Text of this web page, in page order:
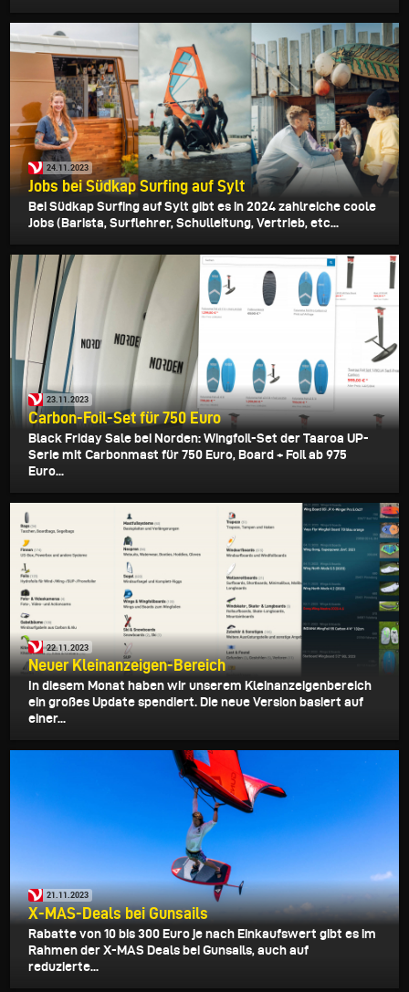
24.11.2023
Jobs bei Südkap Surfing auf Sylt
Bei Südkap Surfing auf Sylt gibt es in 2024 zahlreiche coole
Jobs (Barista, Surflehrer, Schulleitung, Vertrieb, etc...
23.11.2023
Carbon-Foil-Set für 750 Euro
Black Friday Sale bei Norden: Wingfoil-Set der Taaroa UP-
Serie mit Carbonmast für 750 Euro, Board + Foil ab 975
Euro...
22.11.2023
Neuer Kleinanzeigen-Bereich
In diesem Monat haben wir unserem Kleinanzeigenbereich
ein großes Update spendiert. Die neue Version basiert auf
einer...
21.11.2023
X-MAS-Deals bei Gunsails
Rabatte von 10 bis 300 Euro je nach Einkaufswert gibt es im
Rahmen der X-MAS Deals bei Gunsails, auch auf
reduzierte...